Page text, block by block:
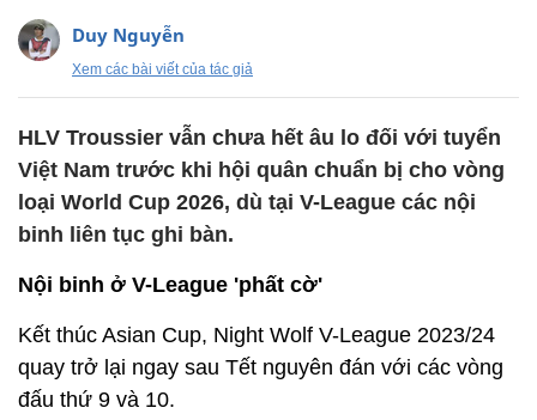
Duy Nguyễn
Xem các bài viết của tác giả
HLV Troussier vẫn chưa hết âu lo đối với tuyển
Việt Nam trước khi hội quân chuẩn bị cho vòng
loại World Cup 2026, dù tại V-League các nội
binh liên tục ghi bàn.
Nội binh ở V-League 'phất cờ'
Kết thúc Asian Cup, Night Wolf V-League 2023/24
quay trở lại ngay sau Tết nguyên đán với các vòng
đấu thứ 9 và 10.